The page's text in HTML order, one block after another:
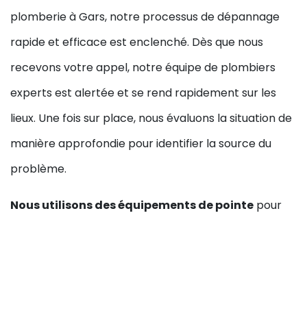
plomberie à Gars, notre processus de dépannage
rapide et efficace est enclenché. Dès que nous
recevons votre appel, notre équipe de plombiers
experts est alertée et se rend rapidement sur les
lieux. Une fois sur place, nous évaluons la situation de
manière approfondie pour identifier la source du
problème.
Nous utilisons des équipements de pointe pour